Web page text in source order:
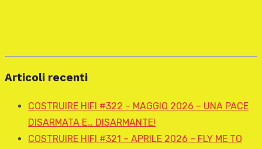
Articoli recenti
COSTRUIRE HIFI #322 – MAGGIO 2026 – UNA PACE
DISARMATA E… DISARMANTE!
COSTRUIRE HIFI #321 – APRILE 2026 – FLY ME TO